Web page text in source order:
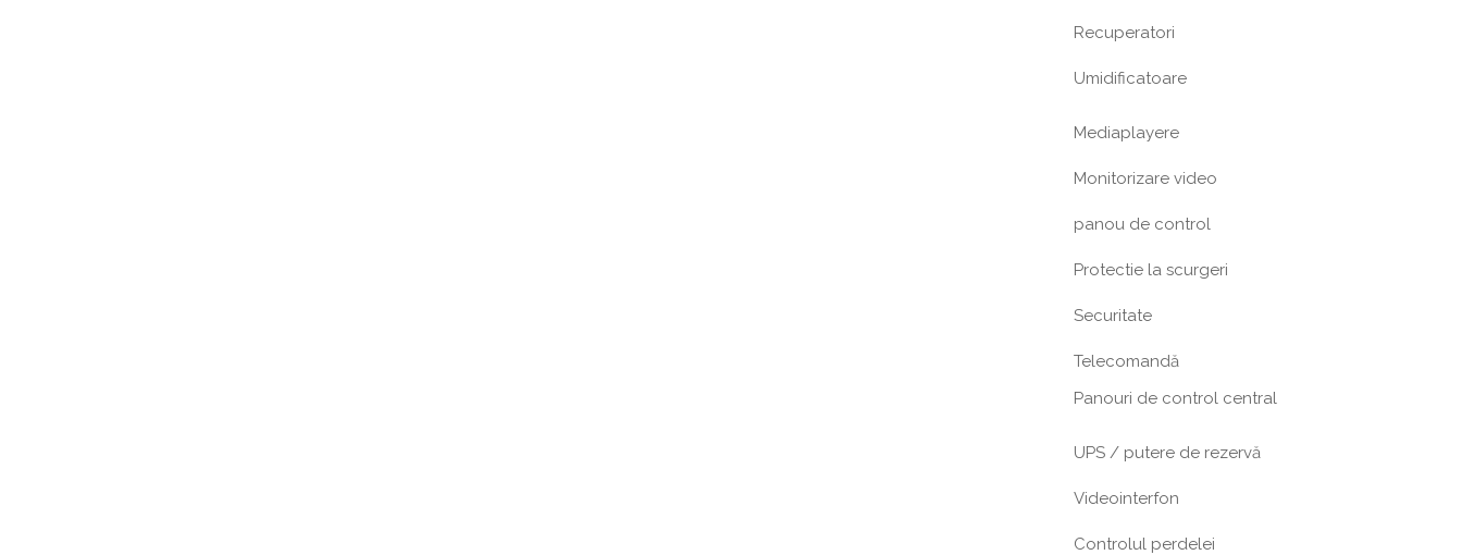
Recuperatori
Umidificatoare
Mediaplayere
Monitorizare video
panou de control
Protectie la scurgeri
Securitate
Telecomandă
Panouri de control central
UPS / putere de rezervă
Videointerfon
Сontrolul perdelei